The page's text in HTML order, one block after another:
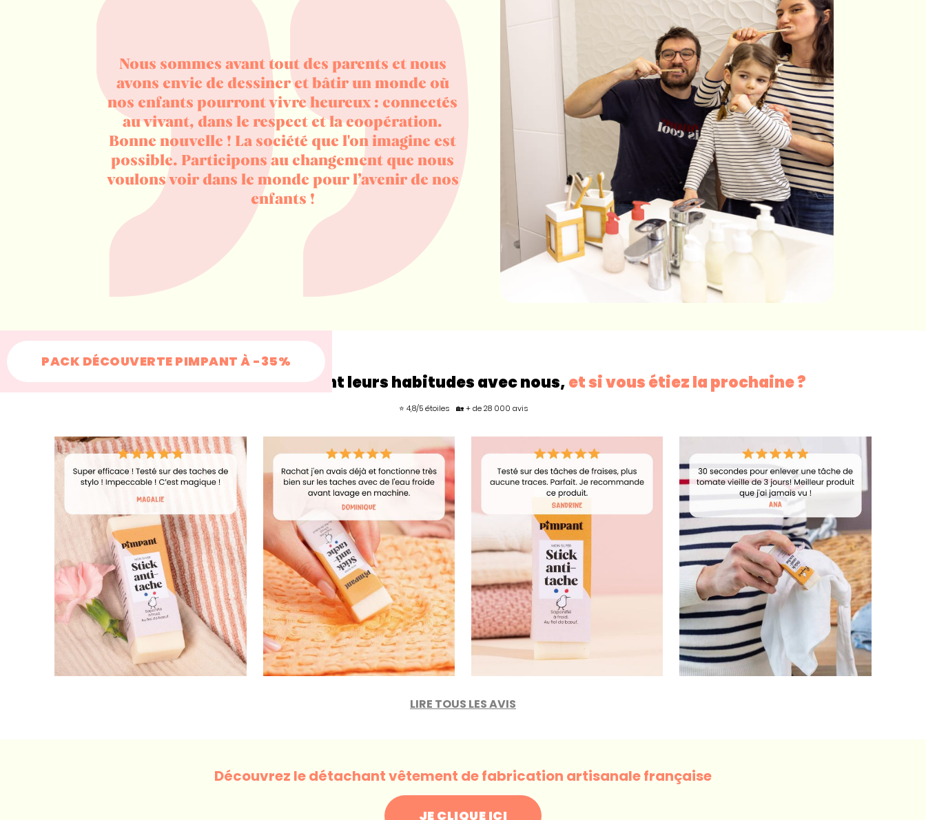
Nous sommes avant tout des parents et nous
avons envie de dessiner et bâtir un monde où
nos enfants pourront vivre heureux : connectés
au vivant, dans le respect et la coopération.
Bonne nouvelle ! La société que l'on imagine est
possible. Participons au changement que nous
voulons voir dans le monde pour l’avenir de nos
enfants !
PACK DÉCOUVERTE PIMPANT À -35%
+200 000familles changent leurs habitudes avec nous,et si vous étiez la prochaine ?
⭐ 4,8/5 étoiles 🏡 + de 28 000 avis
LIRE TOUS LES AVIS
Découvrez le détachant vêtement de fabrication artisanale française
JE CLIQUE ICI